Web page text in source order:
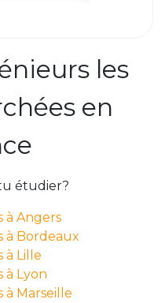
les
en
étudier?
à Angers
à Bordeaux
à Lille
à Lyon
à Marseille